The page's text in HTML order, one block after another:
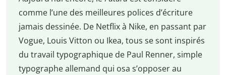
comme l’une des meilleures polices d’écriture
jamais dessinée. De Netflix à Nike, en passant par
Vogue, Louis Vitton ou Ikea, tous se sont inspirés
du travail typographique de Paul Renner, simple
typographe allemand qui osa s’opposer au